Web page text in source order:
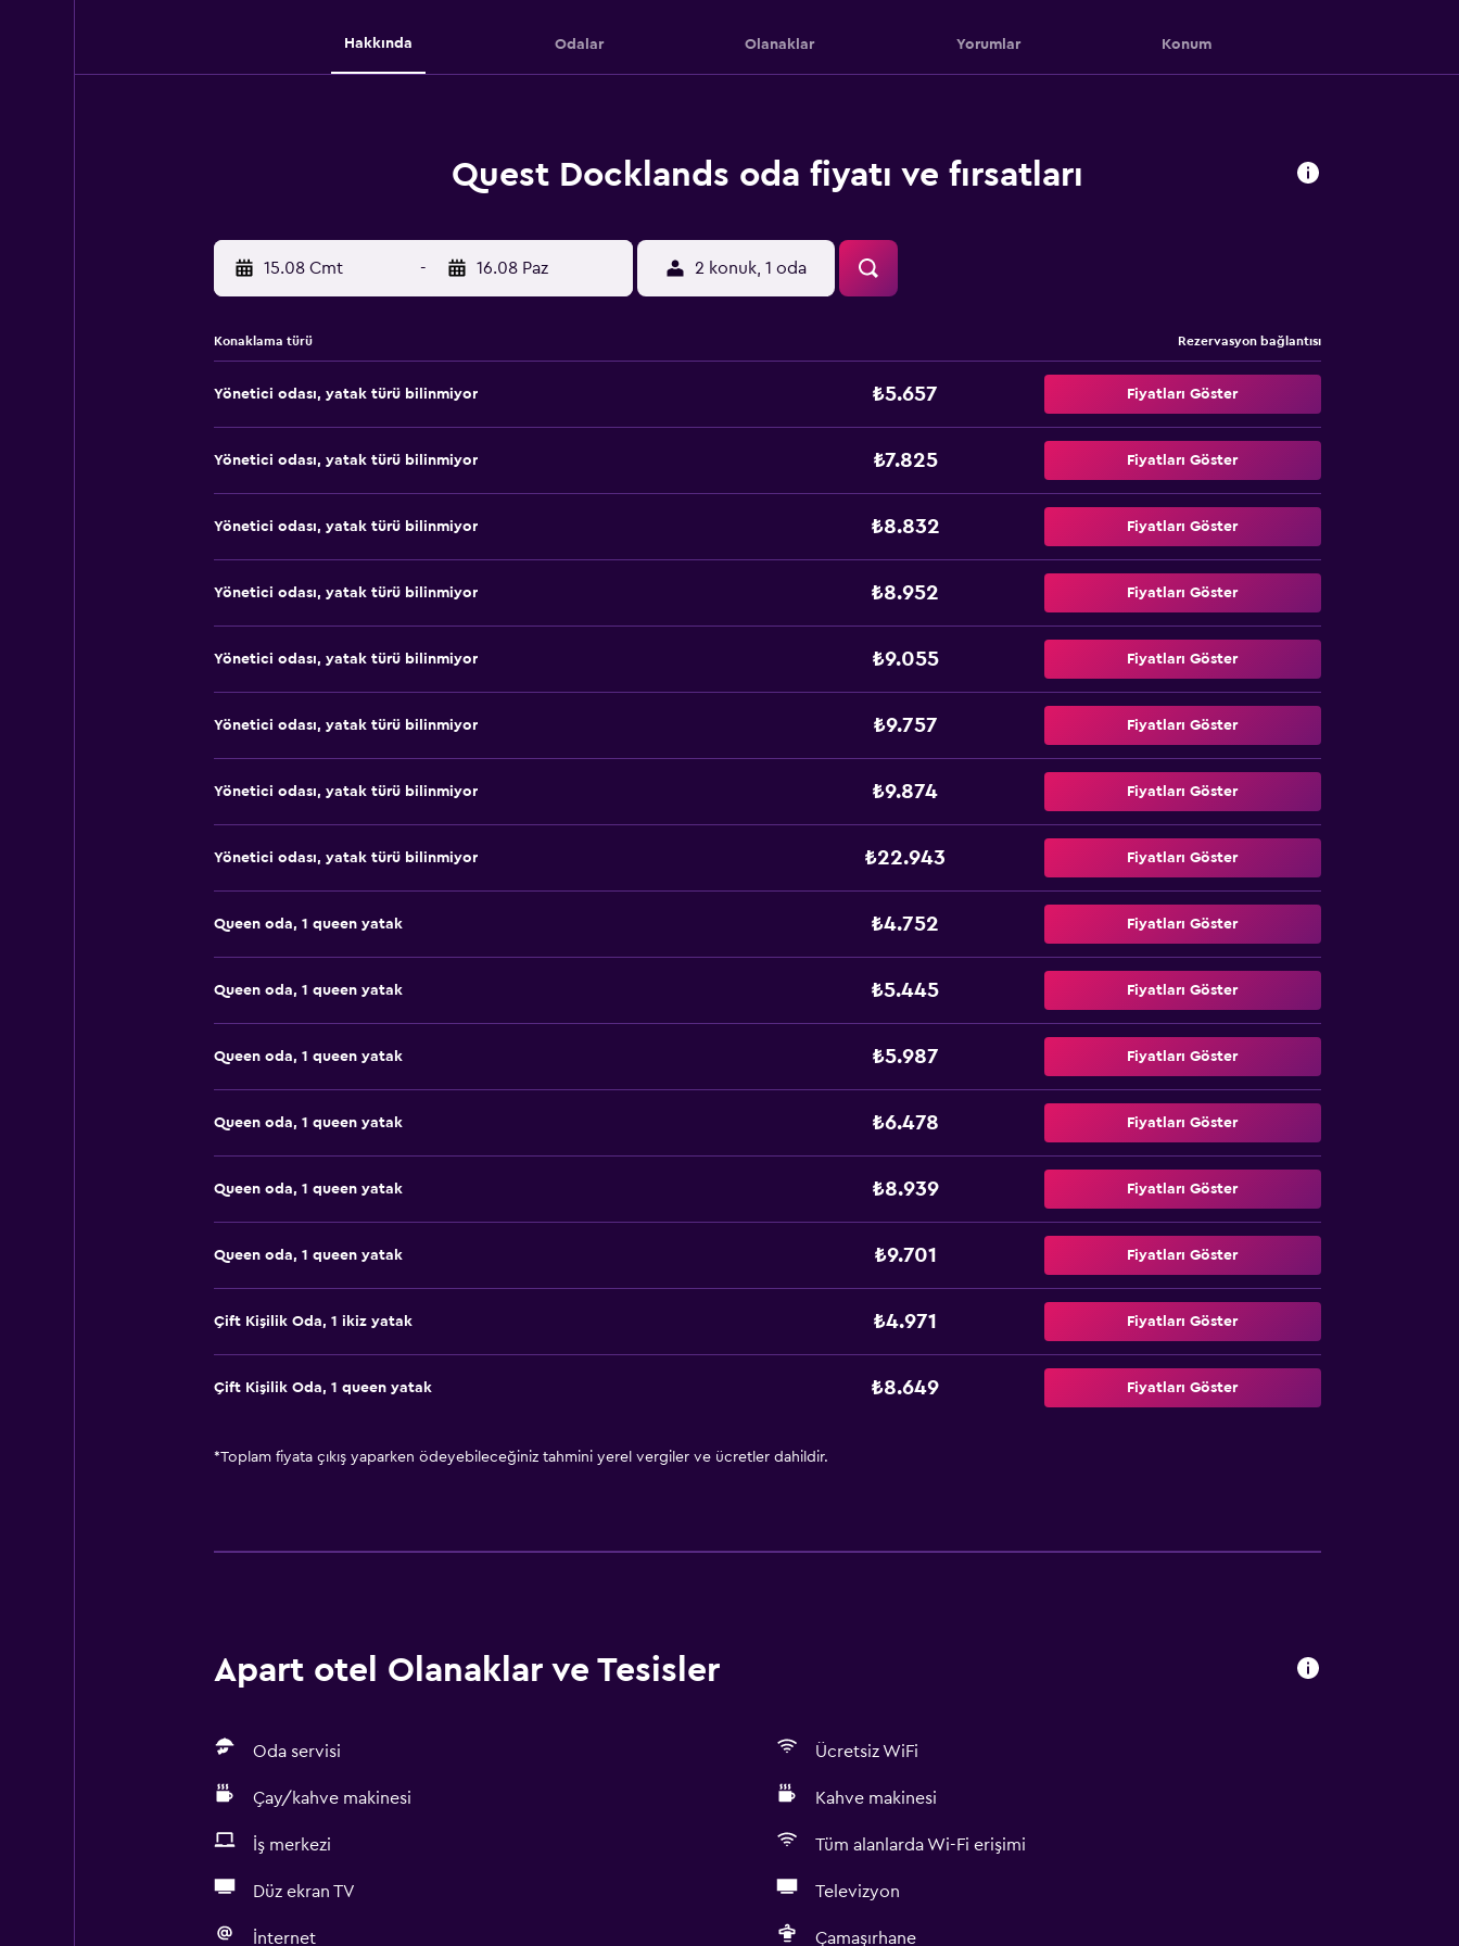
Hakkında Odalar Olanaklar Yorumlar Konum
Quest Docklands oda fiyatı ve fırsatları
15.08 Cmt - 16.08 Paz 2 konuk, 1 oda
Konaklama türü Rezervasyon bağlantısı
Yönetici odası, yatak türü bilinmiyor ₺5.657 Fiyatları Göster
Yönetici odası, yatak türü bilinmiyor ₺7.825 Fiyatları Göster
Yönetici odası, yatak türü bilinmiyor ₺8.832 Fiyatları Göster
Yönetici odası, yatak türü bilinmiyor ₺8.952 Fiyatları Göster
Yönetici odası, yatak türü bilinmiyor ₺9.055 Fiyatları Göster
Yönetici odası, yatak türü bilinmiyor ₺9.757 Fiyatları Göster
Yönetici odası, yatak türü bilinmiyor ₺9.874 Fiyatları Göster
Yönetici odası, yatak türü bilinmiyor ₺22.943 Fiyatları Göster
Queen oda, 1 queen yatak ₺4.752 Fiyatları Göster
Queen oda, 1 queen yatak ₺5.445 Fiyatları Göster
Queen oda, 1 queen yatak ₺5.987 Fiyatları Göster
Queen oda, 1 queen yatak ₺6.478 Fiyatları Göster
Queen oda, 1 queen yatak ₺8.939 Fiyatları Göster
Queen oda, 1 queen yatak ₺9.701 Fiyatları Göster
Çift ​Kişilik Oda, 1 ikiz yatak ₺4.971 Fiyatları Göster
Çift ​Kişilik Oda, 1 queen yatak ₺8.649 Fiyatları Göster
*Toplam fiyata çıkış yaparken ödeyebileceğiniz tahmini yerel vergiler ve ücretler dahildir.
Apart otel Olanaklar ve Tesisler
Oda servisi Ücretsiz WiFi
Çay/kahve makinesi Kahve makinesi
İş merkezi Tüm alanlarda Wi-Fi erişimi
Düz ekran TV Televizyon
İnternet Çamaşırhane